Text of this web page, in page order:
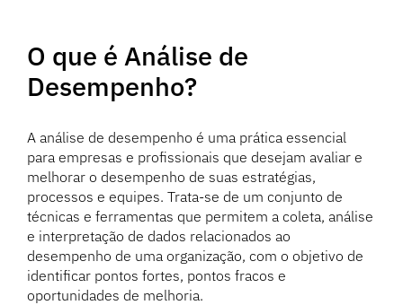
O que é Análise de
Desempenho?
A análise de desempenho é uma prática essencial
para empresas e profissionais que desejam avaliar e
melhorar o desempenho de suas estratégias,
processos e equipes. Trata-se de um conjunto de
técnicas e ferramentas que permitem a coleta, análise
e interpretação de dados relacionados ao
desempenho de uma organização, com o objetivo de
identificar pontos fortes, pontos fracos e
oportunidades de melhoria.